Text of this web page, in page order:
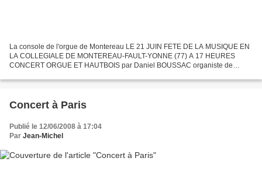
La console de l'orgue de Montereau LE 21 JUIN FETE DE LA MUSIQUE EN
LA COLLEGIALE DE MONTEREAU-FAULT-YONNE (77) A 17 HEURES
CONCERT ORGUE ET HAUTBOIS par Daniel BOUSSAC organiste de
Concert à Paris
Publié le 12/06/2008 à 17:04
Par Jean-Michel